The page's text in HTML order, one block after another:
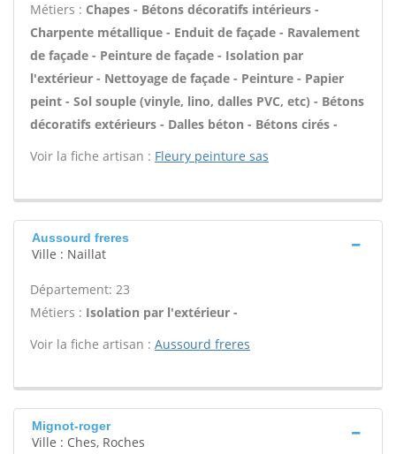
Métiers : Chapes - Bétons décoratifs intérieurs -
Charpente métallique - Enduit de façade - Ravalement
de façade - Peinture de façade - Isolation par
l'extérieur - Nettoyage de façade - Peinture - Papier
peint - Sol souple (vinyle, lino, dalles PVC, etc) - Bétons
décoratifs extérieurs - Dalles béton - Bétons cirés -
Voir la fiche artisan : Fleury peinture sas
Aussourd freres
Ville : Naillat
Département: 23
Métiers : Isolation par l'extérieur -
Voir la fiche artisan : Aussourd freres
Mignot-roger
Ville : Ches, Roches